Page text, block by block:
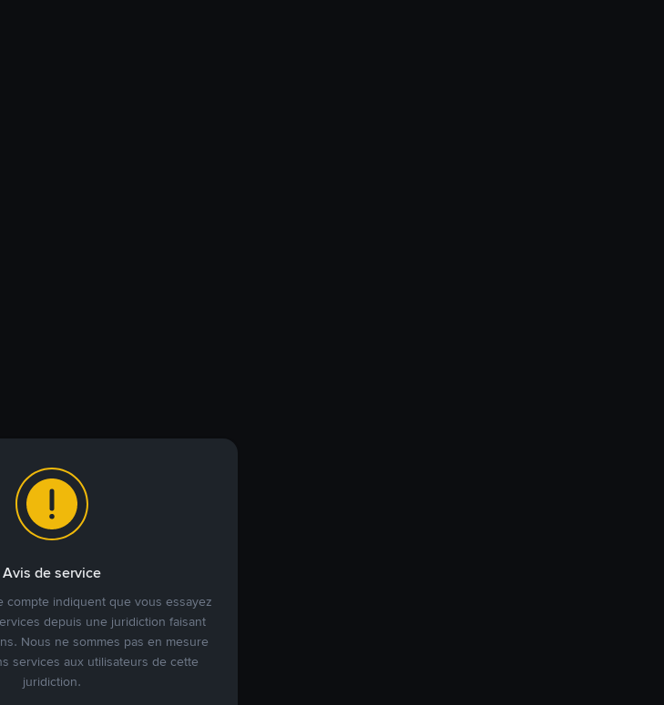
Avis de service
compte indiquent que vous essayez
depuis une juridiction faisant
Nous ne sommes pas en mesure
services aux utilisateurs de cette
juridiction.